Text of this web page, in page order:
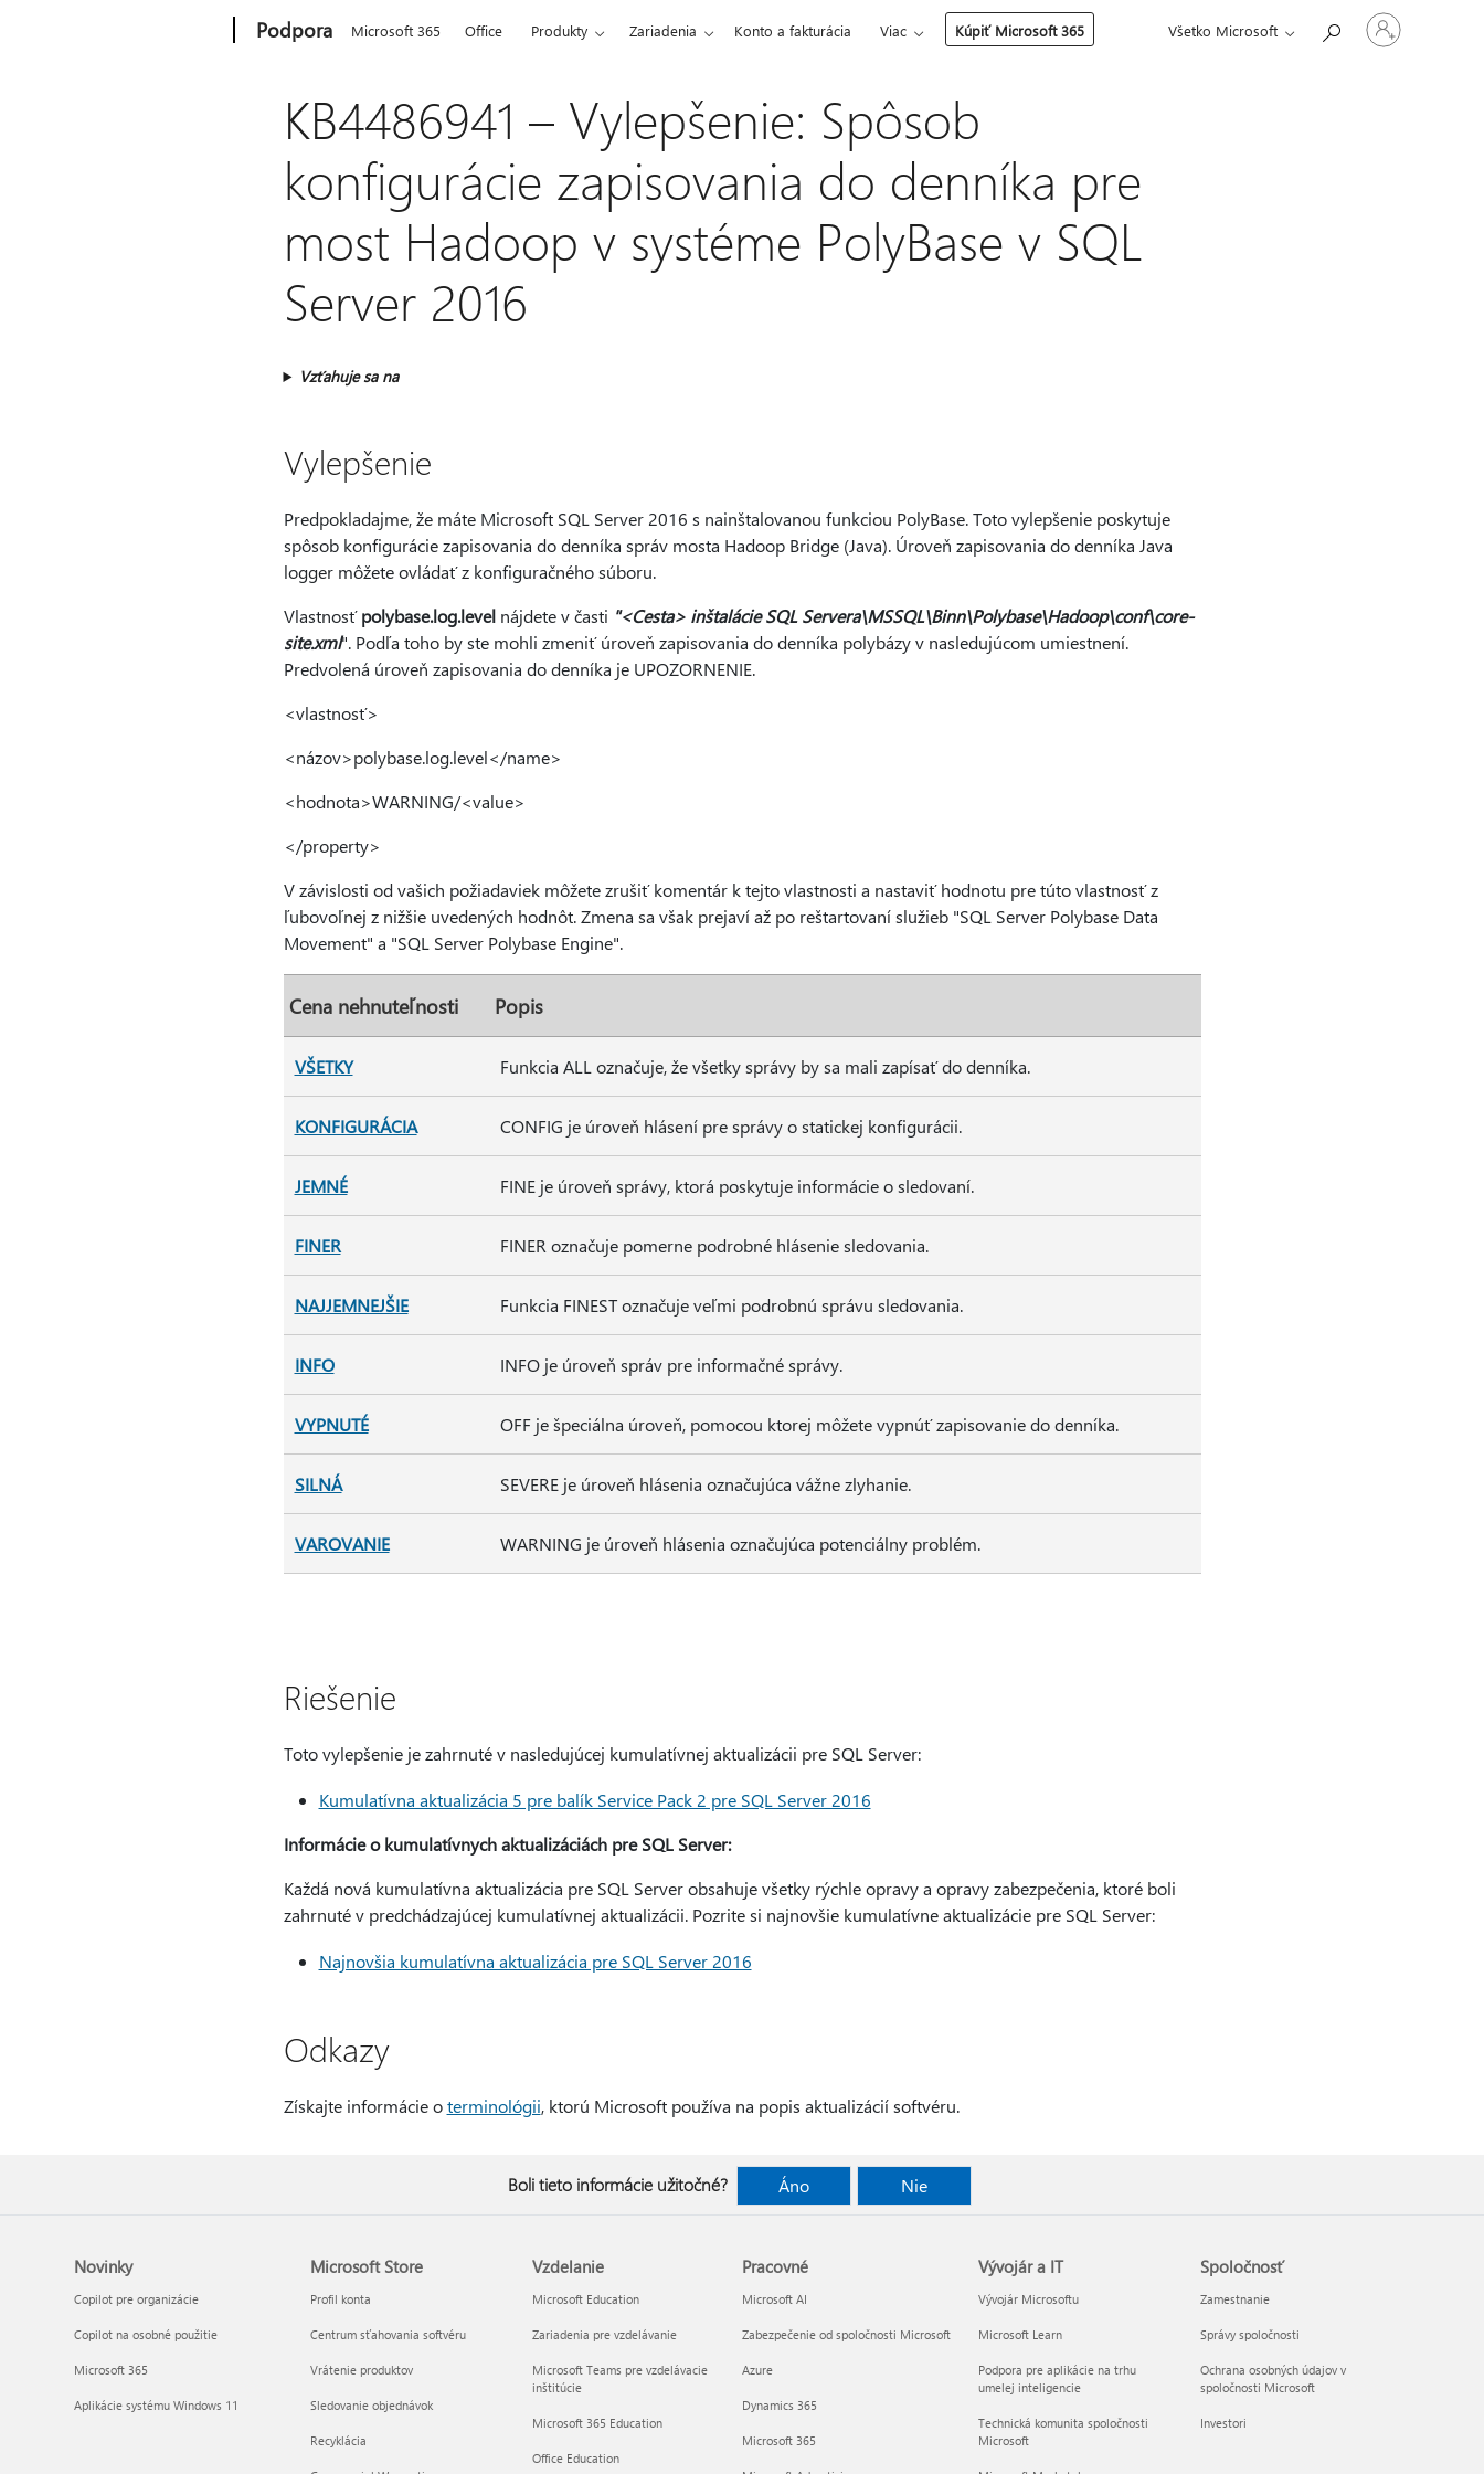
Podpora Microsoft 365 Office Produkty Zariadenia Konto a fakturácia Viac Kúpiť Microsoft 365 Všetko Microsoft
Prihláste
sa
KB4486941 – Vylepšenie: Spôsob
konfigurácie zapisovania do denníka pre
most Hadoop v systéme PolyBase v SQL
Server 2016
Vzťahuje sa na
Vylepšenie
Predpokladajme, že máte Microsoft SQL Server 2016 s nainštalovanou funkciou PolyBase. Toto vylepšenie poskytuje
spôsob konfigurácie zapisovania do denníka správ mosta Hadoop Bridge (Java). Úroveň zapisovania do denníka Java
logger môžete ovládať z konfiguračného súboru.
Vlastnosťpolybase.log.levelnájdete v časti "<Cesta> inštalácie SQL Servera\MSSQL\Binn\Polybase\Hadoop\conf\core-
site.xml". Podľa toho by ste mohli zmeniť úroveň zapisovania do denníka polybázy v nasledujúcom umiestnení.
Predvolená úroveň zapisovania do denníka je UPOZORNENIE.
<vlastnosť>
<názov>polybase.log.level</name>
<hodnota>WARNING/<value>
</property>
V závislosti od vašich požiadaviek môžete zrušiť komentár k tejto vlastnosti a nastaviť hodnotu pre túto vlastnosť z
ľubovoľnej z nižšie uvedených hodnôt. Zmena sa však prejaví až po reštartovaní služieb "SQL Server Polybase Data
Movement" a "SQL Server Polybase Engine".
Cena nehnuteľnosti Popis
VŠETKY Funkcia ALL označuje, že všetky správy by sa mali zapísať do denníka.
KONFIGURÁCIA CONFIG je úroveň hlásení pre správy o statickej konfigurácii.
JEMNÉ FINE je úroveň správy, ktorá poskytuje informácie o sledovaní.
FINER FINER označuje pomerne podrobné hlásenie sledovania.
NAJJEMNEJŠIE Funkcia FINEST označuje veľmi podrobnú správu sledovania.
INFO INFO je úroveň správ pre informačné správy.
VYPNUTÉ OFF je špeciálna úroveň, pomocou ktorej môžete vypnúť zapisovanie do denníka.
SILNÁ SEVERE je úroveň hlásenia označujúca vážne zlyhanie.
VAROVANIE WARNING je úroveň hlásenia označujúca potenciálny problém.
Riešenie
Toto vylepšenie je zahrnuté v nasledujúcej kumulatívnej aktualizácii pre SQL Server:
Kumulatívna aktualizácia 5 pre balík Service Pack 2 pre SQL Server 2016
Informácie o kumulatívnych aktualizáciách pre SQL Server:
Každá nová kumulatívna aktualizácia pre SQL Server obsahuje všetky rýchle opravy a opravy zabezpečenia, ktoré boli
zahrnuté v predchádzajúcej kumulatívnej aktualizácii. Pozrite si najnovšie kumulatívne aktualizácie pre SQL Server:
Najnovšia kumulatívna aktualizácia pre SQL Server 2016
Odkazy
Získajte informácie oterminológii, ktorú Microsoft používa na popis aktualizácií softvéru.
Boli tieto informácie užitočné? Áno Nie
Novinky
Copilot pre organizácie
Copilot na osobné použitie
Microsoft 365
Aplikácie systému Windows 11
Microsoft Store
Profil konta
Centrum sťahovania softvéru
Vrátenie produktov
Sledovanie objednávok
Recyklácia
Vzdelanie
Microsoft Education
Zariadenia pre vzdelávanie
Microsoft Teams pre vzdelávacie
inštitúcie
Microsoft 365 Education
Office Education
Pracovné
Microsoft AI
Zabezpečenie od spoločnosti Microsoft
Azure
Dynamics 365
Microsoft 365
Vývojár a IT
Vývojár Microsoftu
Microsoft Learn
Podpora pre aplikácie na trhu
umelej inteligencie
Technická komunita spoločnosti
Microsoft
Spoločnosť
Zamestnanie
Správy spoločnosti
Ochrana osobných údajov v
spoločnosti Microsoft
Investori